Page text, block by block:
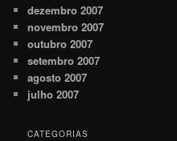
dezembro 2007
novembro 2007
outubro 2007
setembro 2007
agosto 2007
julho 2007
CATEGORIAS